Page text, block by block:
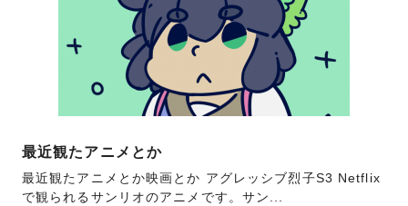
最近観たアニメとか
最近観たアニメとか映画とか アグレッシブ烈子S3 Netflix
で観られるサンリオのアニメです。サン...